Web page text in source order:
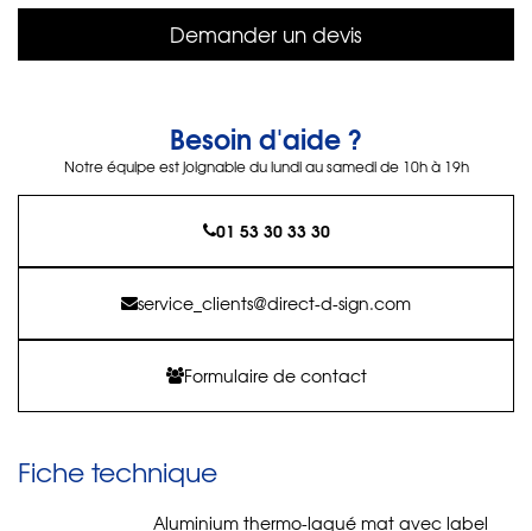
Demander un devis
Besoin d'aide ?
Notre équipe est joignable du lundi au samedi de 10h à 19h
01 53 30 33 30
service_clients@direct-d-sign.com
Formulaire de contact
Fiche technique
Aluminium thermo-laqué mat avec label